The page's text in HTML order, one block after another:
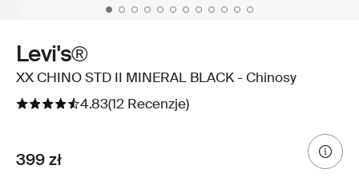
Levi's®
XX CHINO STD II MINERAL BLACK - Chinosy
4.83(12 Recenzje)
399 zł